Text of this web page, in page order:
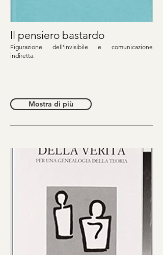
Il pensiero bastardo
Figurazione dell'invisibile e comunicazione
indiretta.
Mostra di più